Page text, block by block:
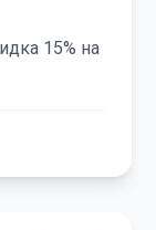
15% на